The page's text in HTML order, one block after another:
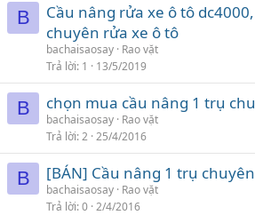
B
Cầu nâng rửa xe ô tô
chuyên rửa xe ô tô
bachaisaosay Rao vặt
Trả lời 1 13/5/2019
B chọn mua cầu nâng 1 trụ
bachaisaosay Rao vặt
Trả lời 2 25/4/2016
B [BÁN] Cầu nâng 1 trụ
bachaisaosay Rao vặt
Trả lời 0 2/4/2016